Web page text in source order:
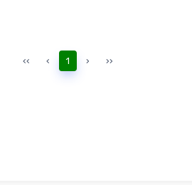
‹‹ ‹ 1 › ››